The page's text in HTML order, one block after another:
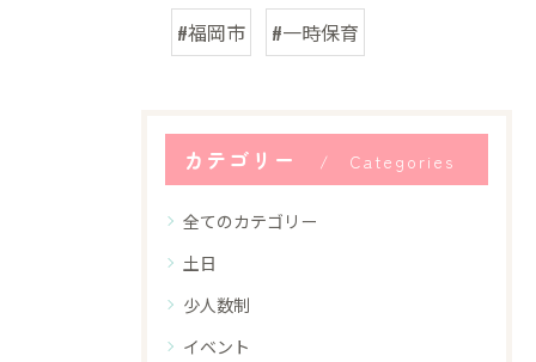
#福岡市 #一時保育
カテゴリー Categories
全てのカテゴリー
土日
少人数制
イベント